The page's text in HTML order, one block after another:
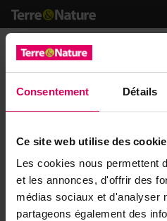
Consentement Détails
Ce site web utilise des
Les cookies nous permettent
et les annonces, d'offrir des
médias sociaux et d'analyser
partageons également des
DEVENIR PARTENAIRE
En sponsorisant notre
annuelle hors-norme sur la
Votre logo est inséré dans
Votre publicité figurera sur la
Vous aurez une page
avec la liste de tous vos